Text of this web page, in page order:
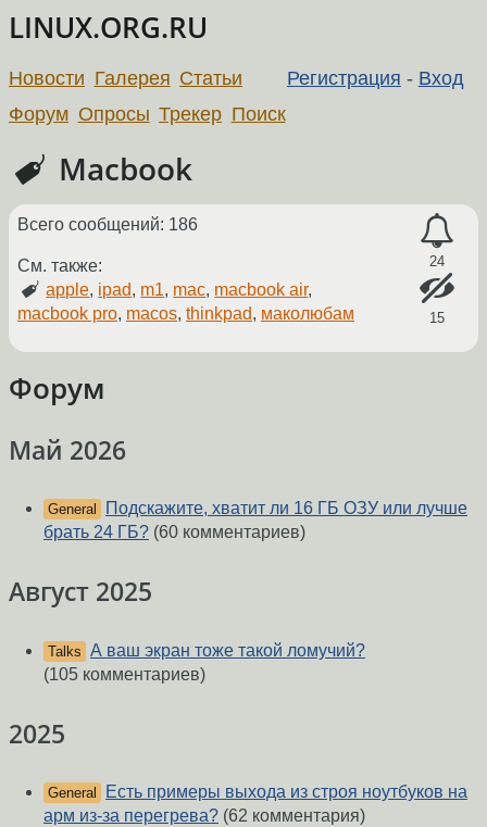
LINUX.ORG.RU
Регистрация - Вход
Новости Галерея Статьи
Форум Опросы Трекер Поиск
Macbook
24
15
Всего сообщений: 186
См. также:
apple, ipad, m1, mac, macbook air,
macbook pro, macos, thinkpad, маколюбам
Форум
Май 2026
General
Подскажите, хватит ли 16 ГБ ОЗУ или лучше
брать 24 ГБ? (60 комментариев)
Август 2025
Talks А ваш экран тоже такой ломучий?
(105 комментариев)
2025
General
Есть примеры выхода из строя ноутбуков на
арм из-за перегрева? (62 комментария)